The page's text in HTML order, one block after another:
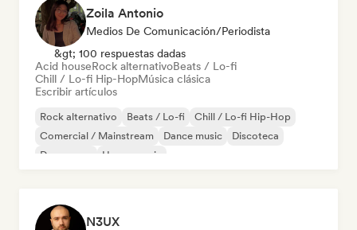
Zoila Antonio
Medios De Comunicación/Periodista
&gt; 100 respuestas dadas
Acid houseRock alternativoBeats / Lo-fi
Chill / Lo-fi Hip-HopMúsica clásica
Escribir artículos
Rock alternativo Beats / Lo-fi
Chill / Lo-fi Hip-Hop
Comercial / Mainstream
Dance music
Discoteca
Dream pop
House music
N3UX